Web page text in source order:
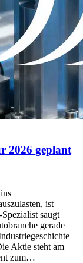
2026 geplant
ist
saugt
gerade
–
Aktie steht am
zum…